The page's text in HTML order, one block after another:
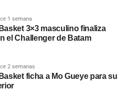
1 semana
3×3 masculino finaliza
el Challenger de Batam
2 semanas
ficha a Mo Gueye para su